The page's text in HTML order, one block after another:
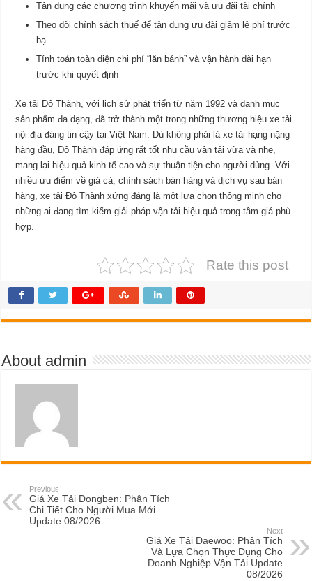
Tận dụng các chương trình khuyến mãi và ưu đãi tài chính
Theo dõi chính sách thuế để tận dụng ưu đãi giảm lệ phí trước
bạ
Tính toán toàn diện chi phí “lăn bánh” và vận hành dài hạn
trước khi quyết định
Xe tải Đô Thành, với lịch sử phát triển từ năm 1992 và danh mục
sản phẩm đa dạng, đã trở thành một trong những thương hiệu xe tải
nội địa đáng tin cậy tại Việt Nam. Dù không phải là xe tải hạng nặng
hàng đầu, Đô Thành đáp ứng rất tốt nhu cầu vận tải vừa và nhẹ,
mang lại hiệu quả kinh tế cao và sự thuận tiện cho người dùng. Với
nhiều ưu điểm về giá cả, chính sách bán hàng và dịch vụ sau bán
hàng, xe tải Đô Thành xứng đáng là một lựa chọn thông minh cho
những ai đang tìm kiếm giải pháp vận tải hiệu quả trong tầm giá phù
hợp.
Rate this post
About admin
Previous
Giá Xe Tải Dongben: Phân Tích
Chi Tiết Cho Người Mua Mới
Update 08/2026
Next
Giá Xe Tải Daewoo: Phân Tích
Và Lựa Chọn Thực Dụng Cho
Doanh Nghiệp Vận Tải Update
08/2026